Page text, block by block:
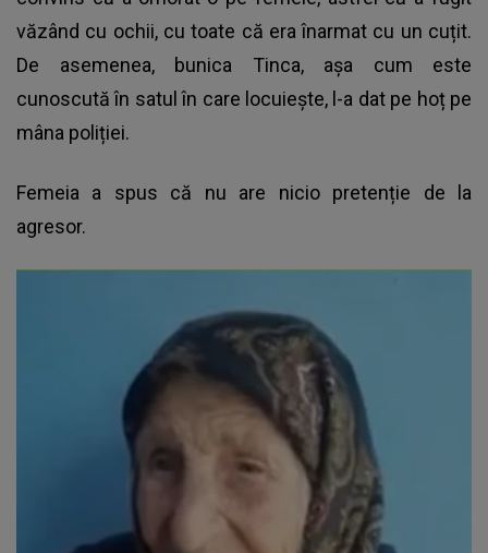
văzând cu ochii, cu toate că era înarmat cu un cuțit.
De asemenea, bunica Tinca, așa cum este
cunoscută în satul în care locuiește, l-a dat pe hoț pe
mâna poliției.
Femeia a spus că nu are nicio pretenție de la
agresor.